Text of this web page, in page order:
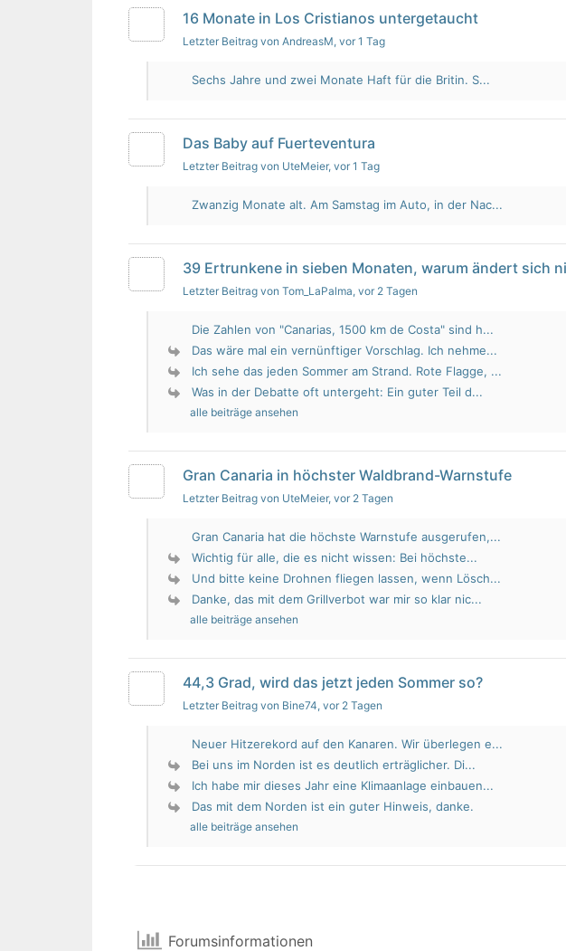
16 Monate in Los Cristianos untergetaucht
Letzter Beitrag von AndreasM, vor 1 Tag
Sechs Jahre und zwei Monate Haft für die Britin. S...
Das Baby auf Fuerteventura
Letzter Beitrag von UteMeier, vor 1 Tag
Zwanzig Monate alt. Am Samstag im Auto, in der Nac...
39 Ertrunkene in sieben Monaten, warum ändert sich
Letzter Beitrag von Tom_LaPalma, vor 2 Tagen
Die Zahlen von "Canarias, 1500 km de Costa" sind h...
Das wäre mal ein vernünftiger Vorschlag. Ich nehme...
Ich sehe das jeden Sommer am Strand. Rote Flagge, ...
Was in der Debatte oft untergeht: Ein guter Teil d...
alle beiträge ansehen
Gran Canaria in höchster Waldbrand-Warnstufe
Letzter Beitrag von UteMeier, vor 2 Tagen
Gran Canaria hat die höchste Warnstufe ausgerufen,...
Wichtig für alle, die es nicht wissen: Bei höchste...
Und bitte keine Drohnen fliegen lassen, wenn Lösch...
Danke, das mit dem Grillverbot war mir so klar nic...
alle beiträge ansehen
44,3 Grad, wird das jetzt jeden Sommer so?
Letzter Beitrag von Bine74, vor 2 Tagen
Neuer Hitzerekord auf den Kanaren. Wir überlegen e...
Bei uns im Norden ist es deutlich erträglicher. Di...
Ich habe mir dieses Jahr eine Klimaanlage einbauen...
Das mit dem Norden ist ein guter Hinweis, danke.
alle beiträge ansehen
Forumsinformationen